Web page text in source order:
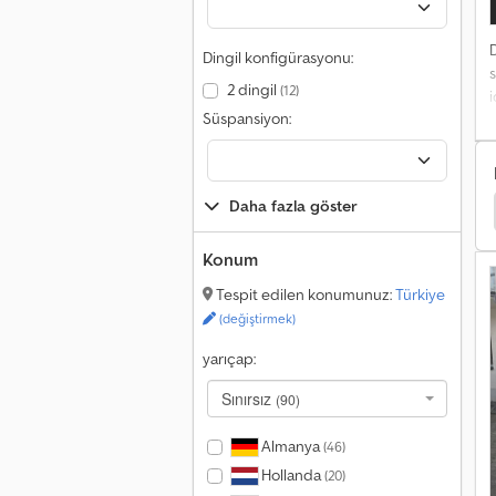
Dingil konfigürasyonu:
2 dingil (12)
Süspansiyon:
Daha fazla göster
Konum
Tespit edilen konumunuz:Türkiye
(değiştirmek)
yarıçap:
Sınırsız (90)
Almanya(46)
Hollanda(20)
Hanomag Tekerlekli Yükleyici